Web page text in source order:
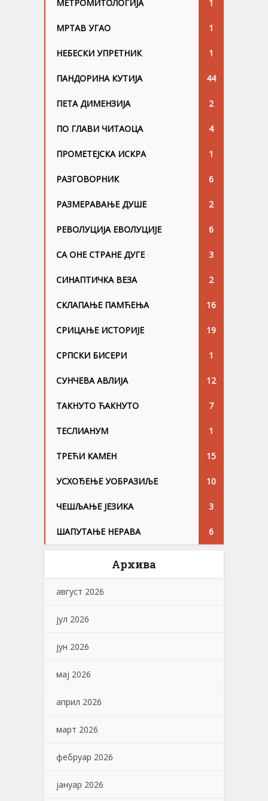
МЕТРОМИТОЛОГИЈА 1
МРТАВ УГАО 1
НЕБЕСКИ УПРЕТНИК 1
ПАНДОРИНА КУТИЈА 44
ПЕТА ДИМЕНЗИЈА 2
ПО ГЛАВИ ЧИТАОЦА 4
ПРОМЕТЕЈСКА ИСКРА 1
РАЗГОВОРНИК 6
РАЗМЕРАВАЊЕ ДУШЕ 2
РЕВОЛУЦИЈА ЕВОЛУЦИЈЕ 6
СА ОНЕ СТРАНЕ ДУГЕ 3
СИНАПТИЧКА ВЕЗА 2
СКЛАПАЊЕ ПАМЋЕЊА 16
СРИЦАЊЕ ИСТОРИЈЕ 19
СРПСКИ БИСЕРИ 1
СУНЧЕВА АВЛИЈА 12
ТАКНУТО ЋАКНУТО 7
ТЕСЛИАНУМ 1
ТРЕЋИ КАМЕН 15
УСХОЂЕЊЕ УОБРАЗИЉЕ 10
ЧЕШЉАЊЕ ЈЕЗИKА 3
ШАПУТАЊЕ НЕРАВА 6
Архива
август 2026
јул 2026
јун 2026
мај 2026
април 2026
март 2026
фебруар 2026
јануар 2026